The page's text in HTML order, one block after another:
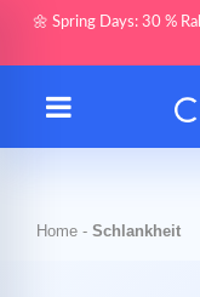
🌼 Spring Days: 30 %
Home - Schlankheit